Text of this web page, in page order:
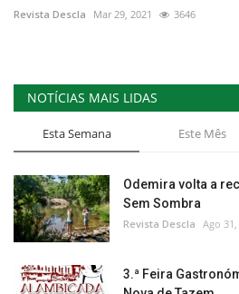
Revista Descla Mar 29, 2021 3646
NOTÍCIAS MAIS LIDAS
Esta Semana Este Mês
Odemira volta a
Sem Sombra
Revista Descla Ago 31,
3.ª Feira